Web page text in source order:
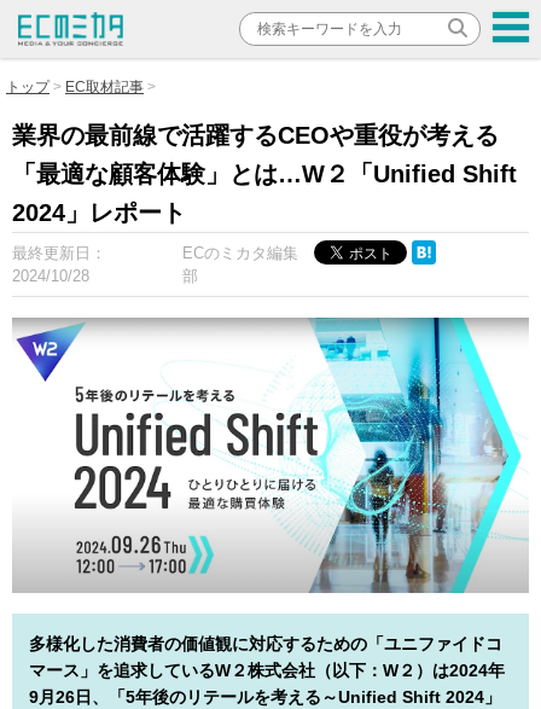
トップ EC取材記事
業界の最前線で活躍するCEOや重役が考える
「最適な顧客体験」とは…W２「Unified Shift
2024」レポート
最終更新日：
2024/10/28
ECのミカタ編集
部
多様化した消費者の価値観に対応するための「ユニファイドコ
マース」を追求しているW２株式会社（以下：W２）は2024年
9月26日、「5年後のリテールを考える～Unified Shift 2024」